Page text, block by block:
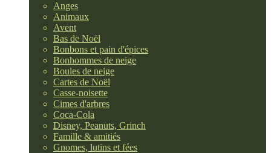
Anges
Animaux
Avent
Bas de Noël
Bonbons et pain d'épices
Bonhommes de neige
Boules de neige
Cartes de Noël
Casse-noisette
Cimes d'arbres
Coca-Cola
Disney, Peanuts, Grinch
Famille & amitiés
Gnomes, lutins et fées